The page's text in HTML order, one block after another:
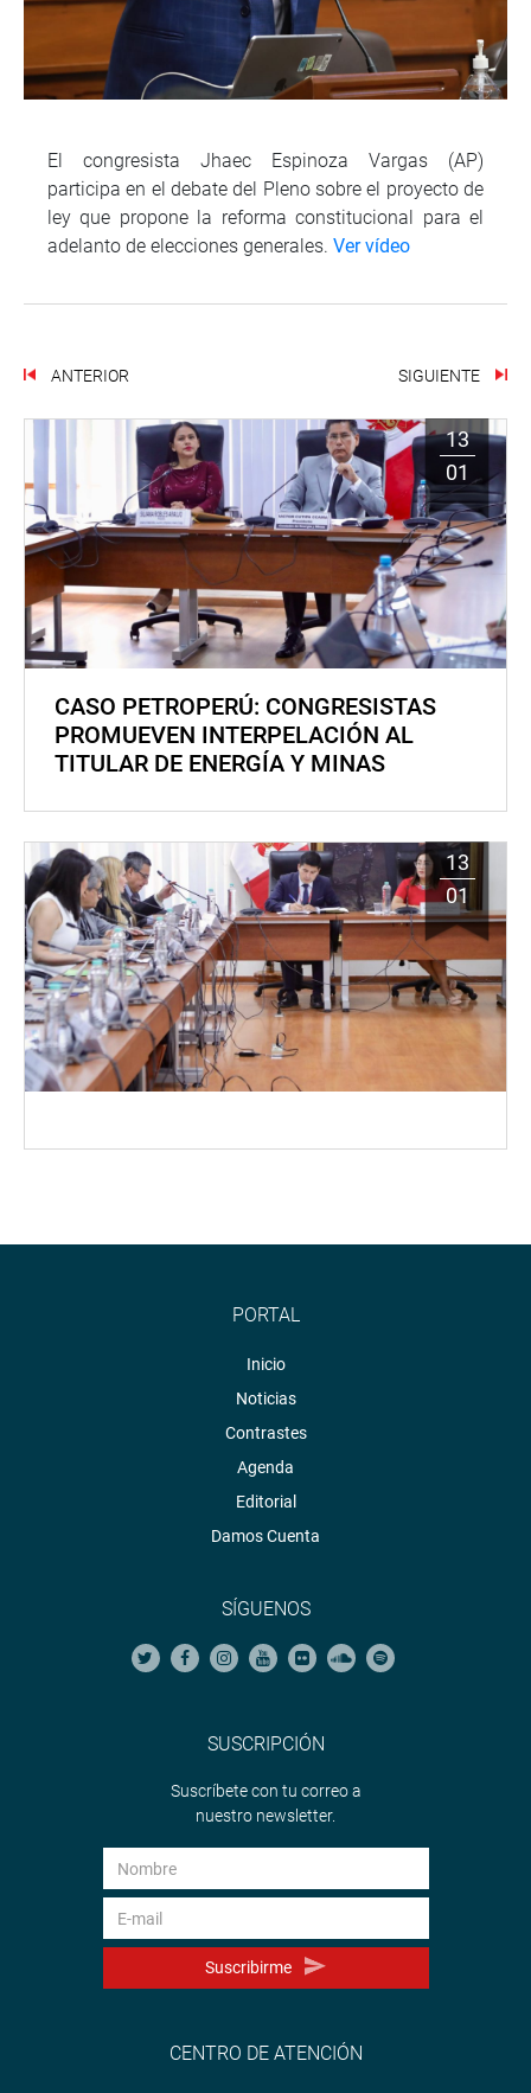
El congresista Jhaec Espinoza Vargas (AP)
participa en el debate del Pleno sobre el proyecto de
ley que propone la reforma constitucional para el
adelanto de elecciones generales. Ver vídeo
ANTERIOR SIGUIENTE
13
01
CASO PETROPERÚ: CONGRESISTAS
PROMUEVEN INTERPELACIÓN AL
TITULAR DE ENERGÍA Y MINAS
13
01
PORTAL
Inicio
Noticias
Contrastes
Agenda
Editorial
Damos Cuenta
SÍGUENOS
SUSCRIPCIÓN
Suscríbete con tu correo a
nuestro newsletter.
Suscribirme
CENTRO DE ATENCIÓN